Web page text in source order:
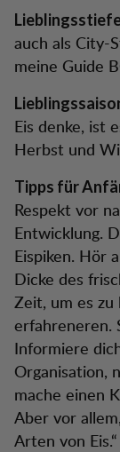
auch als City-
meine Guide
Eis denke, ist
Herbst und
Tipps für
Respekt vor
Entwicklung.
Eispiken. Hör
Dicke des
Zeit, um es
erfahreneren.
Informiere
Organisation,
mache einen
Aber vor
Arten von Eis.“